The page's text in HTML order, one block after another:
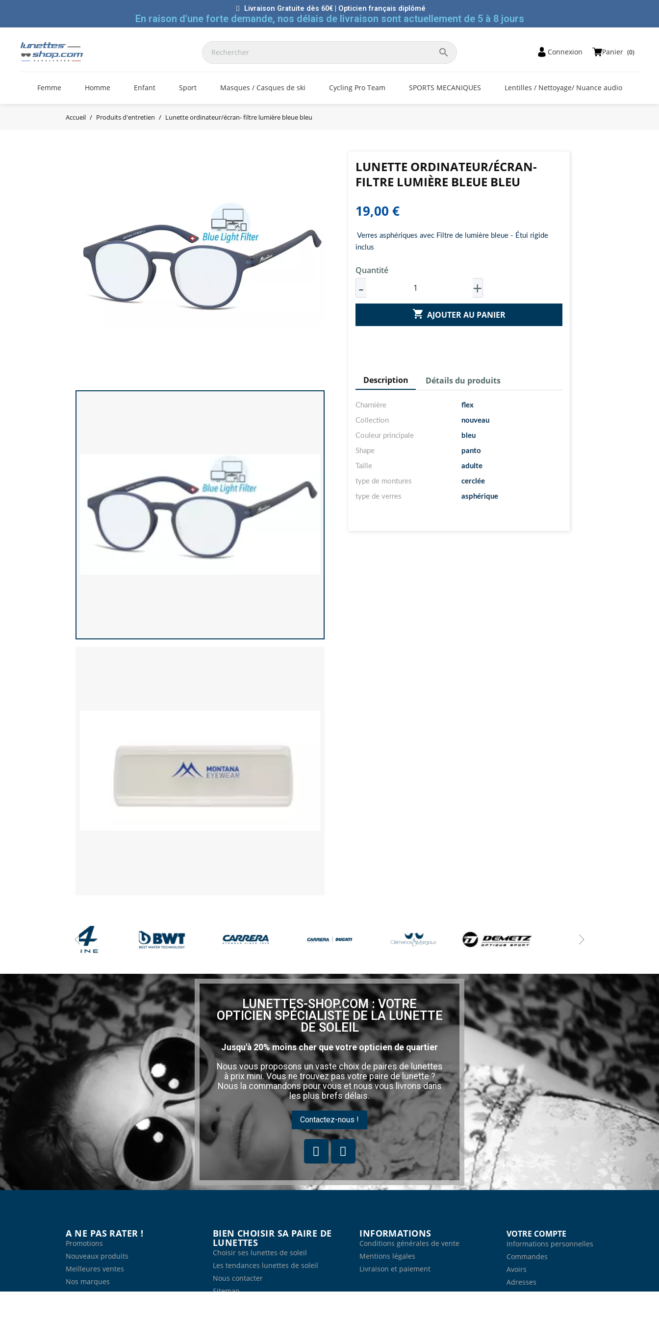
Livraison Gratuite dès 60€ | Opticien français diplômé
En raison d'une forte demande, nos délais de livraison sont actuellement de 5 à 8 jours
Femme Homme Enfant Sport Masques / Casques de ski Cycling Pro Team SPORTS MECANIQUES Lentilles / Nettoyage/ Nuance audio
 Connexion Panier (0)
Accueil Produits d'entretien Lunette ordinateur/écran- filtre lumière bleue bleu
LUNETTE ORDINATEUR/ÉCRAN-
FILTRE LUMIÈRE BLEUE BLEU
19,00 €
Verres asphériques avec Filtre de lumière bleue - Étui rigide
inclus
Quantité
 AJOUTER AU PANIER
Description Détails du produits
Charnière flex
Collection nouveau
Couleur principale bleu
Shape panto
Taille adulte
type de montures cerclée
type de verres asphérique
LUNETTES-SHOP.COM : VOTRE
OPTICIEN SPÉCIALISTE DE LA LUNETTE
DE SOLEIL
Jusqu'à 20% moins cher que votre opticien de quartier
Nous vous proposons un vaste choix de paires de lunettes
à prix mini. Vous ne trouvez pas votre paire de lunette ?
Nous la commandons pour vous et nous vous livrons dans
les plus brefs délais.
Contactez-nous !
A NE PAS RATER !
Promotions
Nouveaux produits
Meilleures ventes
Nos marques
BIEN CHOISIR SA PAIRE DE
LUNETTES
Choisir ses lunettes de soleil
Les tendances lunettes de soleil
Nous contacter
Sitemap
INFORMATIONS
Conditions générales de vente
Mentions légales
Livraison et paiement
VOTRE COMPTE
Informations personnelles
Commandes
Avoirs
Adresses